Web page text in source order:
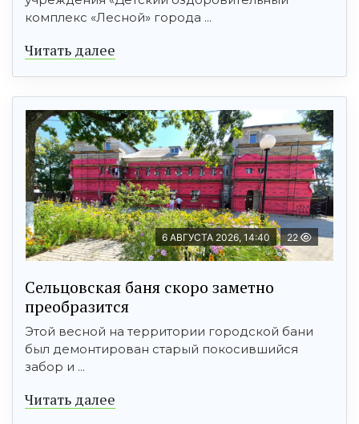
комплекс «Лесной» города ...
Читать далее
6 АВГУСТА 2026, 14:40 22
Сельцовская баня скоро заметно
преобразится
Этой весной на территории городской бани
был демонтирован старый покосившийся
забор и ...
Читать далее